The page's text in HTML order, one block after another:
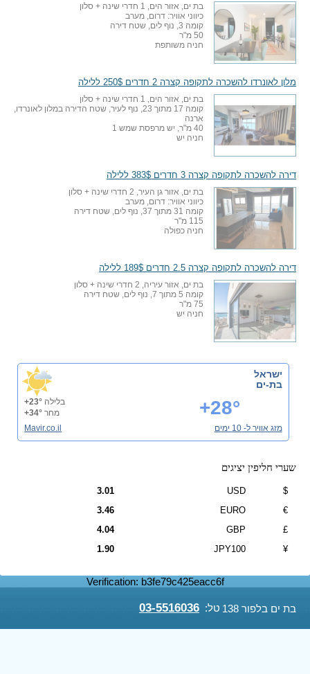
בת ים בלפור 138 טל: 03-5516036
בת ים, אזור הים, 1 חדרי שינה + סלון
כיווני אוויר: דרום, מערב
קומה 3, נוף לים, שטח דירה
50 מ"ר
חניה משותפת
מלון לאונרדו להשכרה לתקופה קצרה 2 חדרים 250$ ללילה
בת ים, אזור הים, 1 חדרי שינה + סלון
קומה 17 מתוך 23, נוף לעיר, שטח הדירה במלון לאונרדו,
ארנה
40 מ"ר, יש מרפסת שמש 1
חניה יש
דירה להשכרה לתקופה קצרה 3 חדרים 383$ ללילה
בת ים, אזור גן העיר, 2 חדרי שינה + סלון
כיווני אוויר: דרום, מערב
קומה 31 מתוך 37, נוף לים, שטח דירה
115 מ"ר
חניה כפולה
דירה להשכרה לתקופה קצרה 2.5 חדרים 189$ ללילה
בת ים, אזור עיריה, 2 חדרי שינה + סלון
קומה 5 מתוך 7, נוף לים, שטח דירה
75 מ"ר
חניה יש
ישראל
בת-ים
+28° בלילה +23°
מחר +34°
מזג אוויר ל- 10 ימים
Mavir.co.il
שערי חליפין יציגים
$
USD
3.01
€
EURO
3.46
£
GBP
4.04
¥
JPY100
1.90
Verification: b3fe79c425eacc6f